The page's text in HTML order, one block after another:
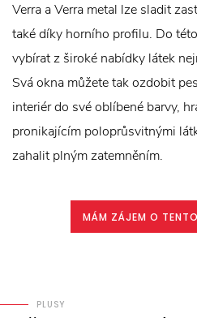
Verra a Verra metal lze sladit
také díky horního profilu. Do
vybírat z široké nabídky látek
Svá okna můžete tak ozdobit
interiér do své oblíbené barvy,
pronikajícím poloprůsvitnými
zahalit plným zatemněním.
MÁM ZÁJEM O
PLUSY